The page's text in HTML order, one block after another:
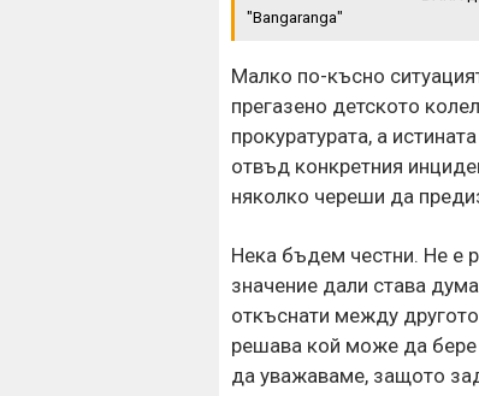
"Bangaranga"
Малко по-късно
прегазено детското
прокуратурата, а
отвъд конкретния
няколко череши да
Нека бъдем честни. Не е
значение дали става
откъснати между
решава кой може да бере
да уважаваме, защото